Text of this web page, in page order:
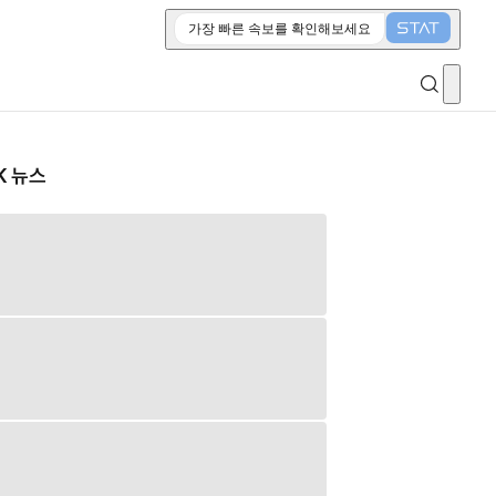
가장 빠른 속보를 확인해보세요
뉴스